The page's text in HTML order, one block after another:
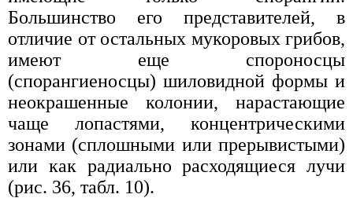
Большинство его представителей, в
отличие от остальных мукоровых грибов,
имеют еще спороносцы
(спорангиеносцы) шиловидной формы и
неокрашенные колонии, нарастающие
чаще лопастями, концентрическими
зонами (сплошными или прерывистыми)
или как радиально расходящиеся лучи
(рис. 36, табл. 10).